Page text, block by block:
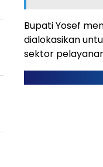
Bupati Yosef
dialokasikan
sektor